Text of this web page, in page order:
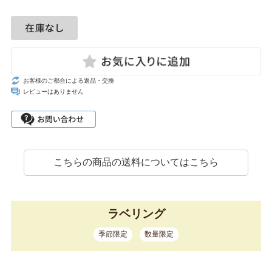
お客様のご都合による返品・交換
レビューはありません
こちらの商品の送料についてはこちら
ラベリング
季節限定 数量限定